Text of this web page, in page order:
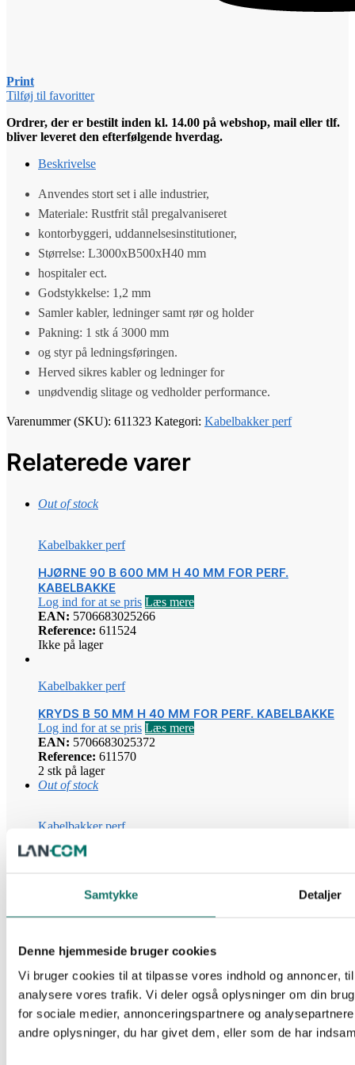
Samtykke Detaljer
Denne hjemmeside bruger cookies
Vi bruger cookies til at tilpasse vores indhold og annoncer,
analysere vores trafik. Vi deler også oplysninger om din
for sociale medier, annonceringspartnere og
andre oplysninger, du har givet dem, eller som de har
Print
Tilføj til favoritter
Ordrer, der er bestilt inden kl. 14.00 på webshop, mail eller tlf.
bliver leveret den efterfølgende hverdag.
Beskrivelse
Anvendes stort set i alle industrier,
Materiale: Rustfrit stål pregalvaniseret
kontorbyggeri, uddannelsesinstitutioner,
Størrelse: L3000xB500xH40 mm
hospitaler ect.
Godstykkelse: 1,2 mm
Samler kabler, ledninger samt rør og holder
Pakning: 1 stk á 3000 mm
og styr på ledningsføringen.
Herved sikres kabler og ledninger for
unødvendig slitage og vedholder performance.
Varenummer (SKU): 611323 Kategori: Kabelbakker perf
Relaterede varer
Out of stock
Kabelbakker perf
HJØRNE 90 B 600 MM H 40 MM FOR PERF.
KABELBAKKE
Log ind for at se pris Læs mere
EAN: 5706683025266
Reference: 611524
Ikke på lager
Kabelbakker perf
KRYDS B 50 MM H 40 MM FOR PERF. KABELBAKKE
Log ind for at se pris Læs mere
EAN: 5706683025372
Reference: 611570
2 stk på lager
Out of stock
Kabelbakker perf
VERTIKAL T B 160 MM H 40 MM FOR PERF.
5706683025624
T-STYKKE B 300 MM H 40 MM FOR PERF.
KABELBAKKE
Log ind for at se pris
Læs mere
EAN:5706683025334